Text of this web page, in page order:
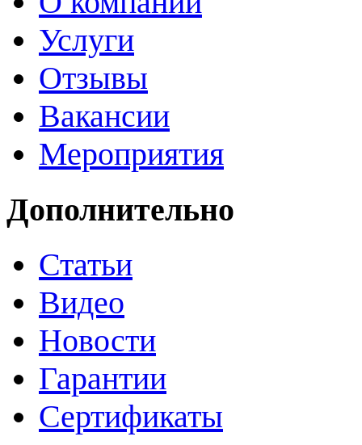
Услуги
Отзывы
Вакансии
Мероприятия
Дополнительно
Статьи
Видео
Новости
Гарантии
Сертификаты